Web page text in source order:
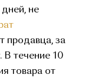
не
продавца, за
В течение 10
товара от